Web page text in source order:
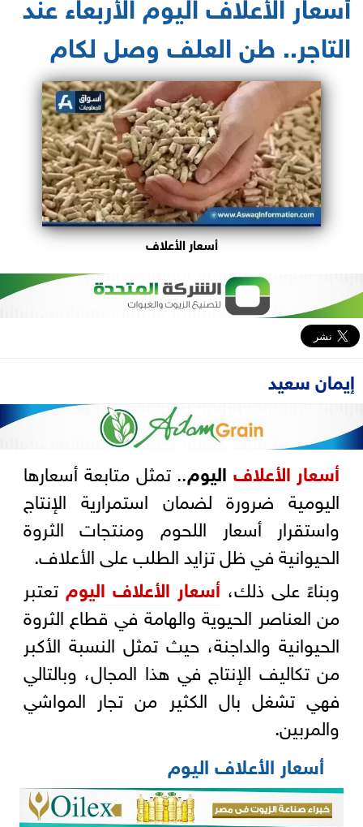
التاجر.. طن العلف وصل لكام
أسعار الأعلاف
إيمان سعيد
أسعار الأعلاف اليوم.. تمثل متابعة أسعارها
اليومية ضرورة لضمان استمرارية الإنتاج
واستقرار أسعار اللحوم ومنتجات الثروة
الحيوانية في ظل تزايد الطلب على الأعلاف.
وبناءً على ذلك، أسعار الأعلاف اليوم تعتبر
من العناصر الحيوية والهامة في قطاع الثروة
الحيوانية والداجنة، حيث تمثل النسبة الأكبر
من تكاليف الإنتاج في هذا المجال، وبالتالي
فهي تشغل بال الكثير من تجار المواشي
والمربين.
أسعار الأعلاف اليوم